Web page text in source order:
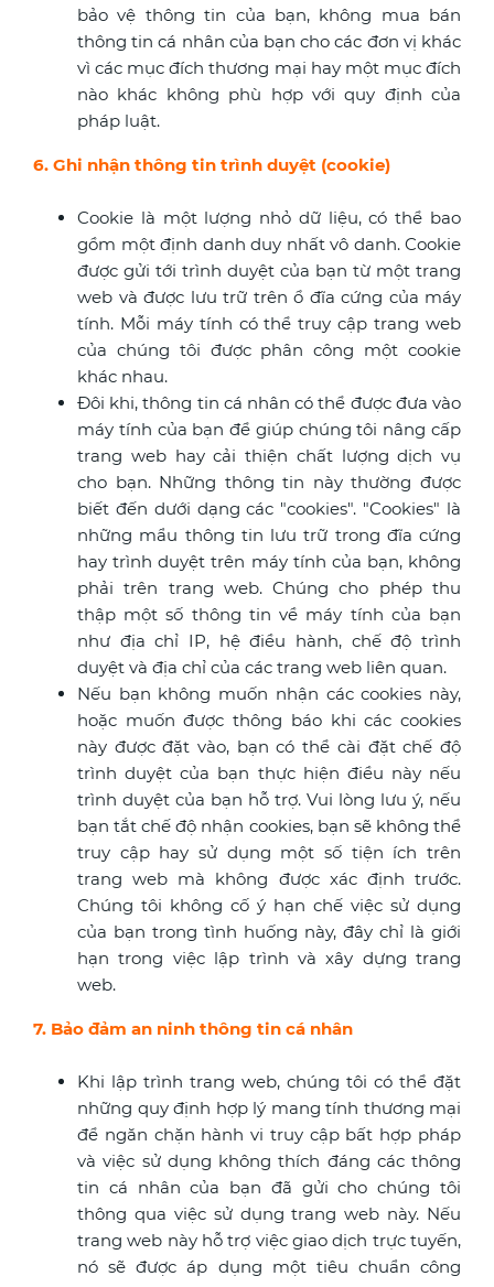
bảo vệ thông tin của bạn, không mua bán
thông tin cá nhân của bạn cho các đơn vị khác
vì các mục đích thương mại hay một mục đích
nào khác không phù hợp với quy định của
pháp luật.
6. Ghi nhận thông tin trình duyệt (cookie)
Cookie là một lượng nhỏ dữ liệu, có thể bao
gồm một định danh duy nhất vô danh. Cookie
được gửi tới trình duyệt của bạn từ một trang
web và được lưu trữ trên ổ đĩa cứng của máy
tính. Mỗi máy tính có thể truy cập trang web
của chúng tôi được phân công một cookie
khác nhau.
Đôi khi, thông tin cá nhân có thể được đưa vào
máy tính của bạn để giúp chúng tôi nâng cấp
trang web hay cải thiện chất lượng dịch vụ
cho bạn. Những thông tin này thường được
biết đến dưới dạng các "cookies". "Cookies" là
những mẩu thông tin lưu trữ trong đĩa cứng
hay trình duyệt trên máy tính của bạn, không
phải trên trang web. Chúng cho phép thu
thập một số thông tin về máy tính của bạn
như địa chỉ IP, hệ điều hành, chế độ trình
duyệt và địa chỉ của các trang web liên quan.
Nếu bạn không muốn nhận các cookies này,
hoặc muốn được thông báo khi các cookies
này được đặt vào, bạn có thể cài đặt chế độ
trình duyệt của bạn thực hiện điều này nếu
trình duyệt của bạn hỗ trợ. Vui lòng lưu ý, nếu
bạn tắt chế độ nhận cookies, bạn sẽ không thể
truy cập hay sử dụng một số tiện ích trên
trang web mà không được xác định trước.
Chúng tôi không cố ý hạn chế việc sử dụng
của bạn trong tình huống này, đây chỉ là giới
hạn trong việc lập trình và xây dựng trang
web.
7. Bảo đảm an ninh thông tin cá nhân
Khi lập trình trang web, chúng tôi có thể đặt
những quy định hợp lý mang tính thương mại
để ngăn chặn hành vi truy cập bất hợp pháp
và việc sử dụng không thích đáng các thông
tin cá nhân của bạn đã gửi cho chúng tôi
thông qua việc sử dụng trang web này. Nếu
trang web này hỗ trợ việc giao dịch trực tuyến,
nó sẽ được áp dụng một tiêu chuẩn công